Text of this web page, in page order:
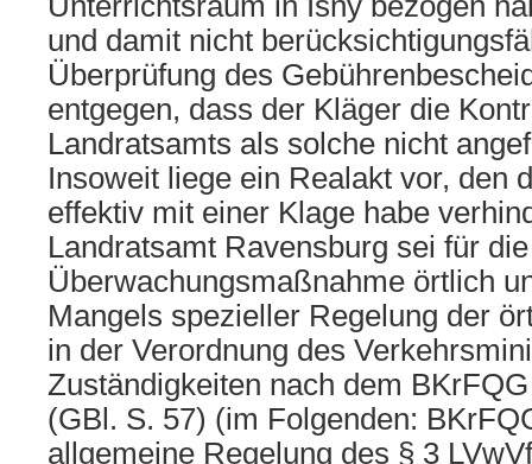
und damit nicht
Überprüfung des
entgegen, dass der Kläger die
Landratsamts als solche nicht
Insoweit liege ein Realakt vor, den
effektiv mit einer Klage habe
Landratsamt Ravensburg sei für
Überwachungsmaßnahme örtlich
Mangels spezieller Regelung der
in der Verordnung des
Zuständigkeiten nach dem
(GBl. S. 57) (im Folgenden:
allgemeine Regelung des § 3